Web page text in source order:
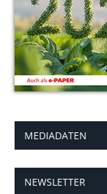
MEDIADATEN
NEWSLETTER